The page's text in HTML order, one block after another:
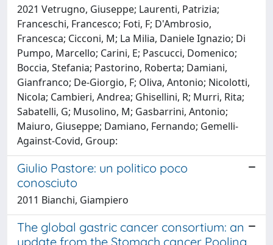
2021 Vetrugno, Giuseppe; Laurenti, Patrizia;
Franceschi, Francesco; Foti, F; D'Ambrosio,
Francesca; Cicconi, M; La Milia, Daniele Ignazio; Di
Pumpo, Marcello; Carini, E; Pascucci, Domenico;
Boccia, Stefania; Pastorino, Roberta; Damiani,
Gianfranco; De-Giorgio, F; Oliva, Antonio; Nicolotti,
Nicola; Cambieri, Andrea; Ghisellini, R; Murri, Rita;
Sabatelli, G; Musolino, M; Gasbarrini, Antonio;
Maiuro, Giuseppe; Damiano, Fernando; Gemelli-
Against-Covid, Group:
Giulio Pastore: un politico poco
conosciuto
2011 Bianchi, Giampiero
The global gastric cancer consortium: an
update from the Stomach cancer Pooling